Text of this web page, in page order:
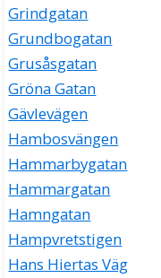
Grindgatan
Grundbogatan
Grusåsgatan
Gröna Gatan
Gävlevägen
Hambosvängen
Hammarbygatan
Hammargatan
Hamngatan
Hampvretstigen
Hans Hiertas Väg